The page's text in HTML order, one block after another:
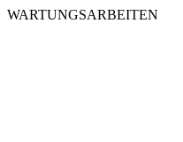
WARTUNGSARBEITEN